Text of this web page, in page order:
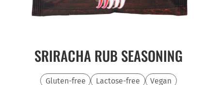
SRIRACHA RUB SEASONING
Gluten-free Lactose-free
Vegan